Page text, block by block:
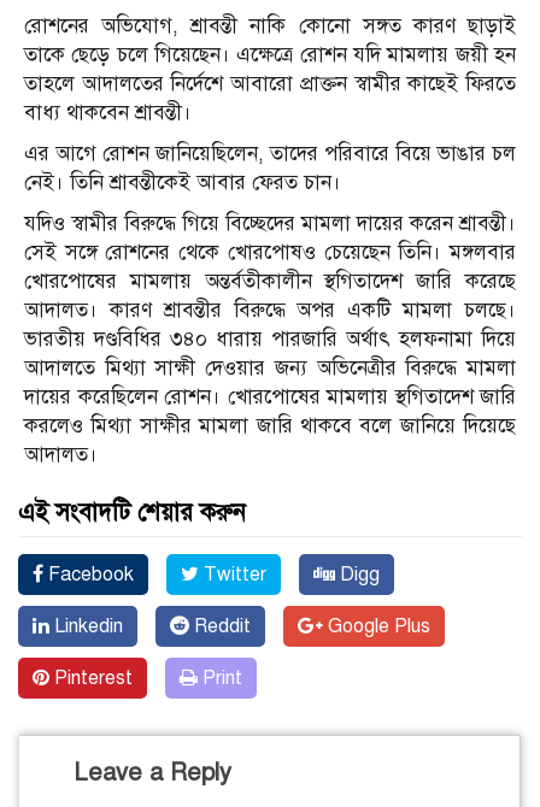
রোশনের অভিযোগ, শ্রাবন্তী নাকি কোনো সঙ্গত কারণ ছাড়াই
তাকে ছেড়ে চলে গিয়েছেন। এক্ষেত্রে রোশন যদি মামলায় জয়ী হন
তাহলে আদালতের নির্দেশে আবারো প্রাক্তন স্বামীর কাছেই ফিরতে
বাধ্য থাকবেন শ্রাবন্তী।
এর আগে রোশন জানিয়েছিলেন, তাদের পরিবারে বিয়ে ভাঙার চল
নেই। তিনি শ্রাবন্তীকেই আবার ফেরত চান।
যদিও স্বামীর বিরুদ্ধে গিয়ে বিচ্ছেদের মামলা দায়ের করেন শ্রাবন্তী।
সেই সঙ্গে রোশনের থেকে খোরপোষও চেয়েছেন তিনি। মঙ্গলবার
খোরপোষের মামলায় অন্তর্বতীকালীন স্থগিতাদেশ জারি করেছে
আদালত। কারণ শ্রাবন্তীর বিরুদ্ধে অপর একটি মামলা চলছে।
ভারতীয় দণ্ডবিধির ৩৪০ ধারায় পারজারি অর্থাৎ হলফনামা দিয়ে
আদালতে মিথ্যা সাক্ষী দেওয়ার জন্য অভিনেত্রীর বিরুদ্ধে মামলা
দায়ের করেছিলেন রোশন। খোরপোষের মামলায় স্থগিতাদেশ জারি
করলেও মিথ্যা সাক্ষীর মামলা জারি থাকবে বলে জানিয়ে দিয়েছে
আদালত।
এই সংবাদটি শেয়ার করুন
Facebook Twitter Digg
Linkedin Reddit Google Plus
Pinterest Print
Leave a Reply